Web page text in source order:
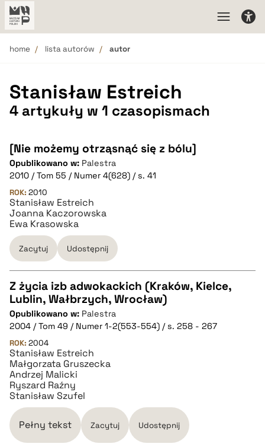
home lista autorów autor
Stanisław Estreich
4 artykuły w 1 czasopismach
[Nie możemy otrząsnąć się z bólu]
Opublikowano w: Palestra
2010 / Tom 55 / Numer 4(628) / s. 41
ROK: 2010
Stanisław Estreich
Joanna Kaczorowska
Ewa Krasowska
Zacytuj Udostępnij
CZYSTY TEKST
pobierz cytat
BIBTEX
pobierz cytat
Z życia izb adwokackich (Kraków, Kielce,
Lublin, Wałbrzych, Wrocław)
Opublikowano w: Palestra
2004 / Tom 49 / Numer 1-2(553-554) / s. 258 - 267
ROK: 2004
Stanisław Estreich
Małgorzata Gruszecka
Andrzej Malicki
Ryszard Raźny
Stanisław Szufel
Pełny tekst Zacytuj Udostępnij